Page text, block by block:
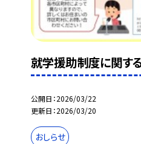
就学援助制度に関す
公開日 2026/03/22
更新日 2026/03/20
おしらせ